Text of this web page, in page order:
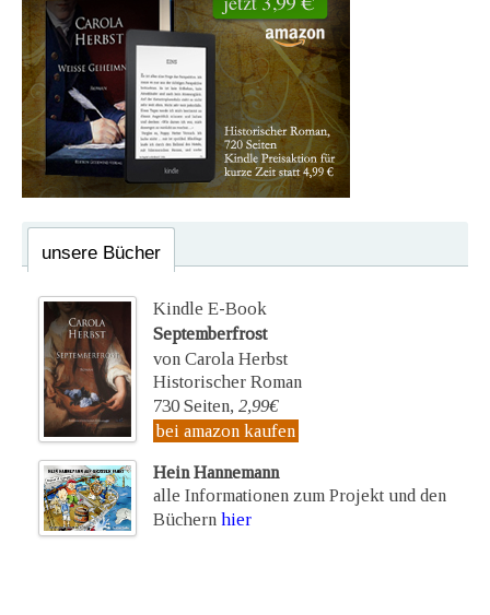
unsere Bücher
Kindle E-Book
Septemberfrost
von Carola Herbst
Historischer Roman
730 Seiten, 2,99€
bei amazon kaufen
Hein Hannemann
alle Informationen zum Projekt und den
Büchern hier